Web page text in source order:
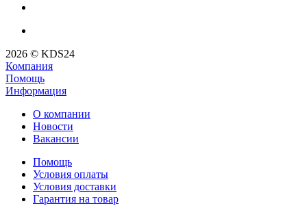
2026 © KDS24
Компания
Помощь
Информация
О компании
Новости
Вакансии
Помощь
Условия оплаты
Условия доставки
Гарантия на товар